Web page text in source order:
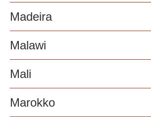
Madeira
Malawi
Mali
Marokko